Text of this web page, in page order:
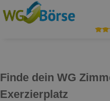
Finde dein WG
Exerzierplatz